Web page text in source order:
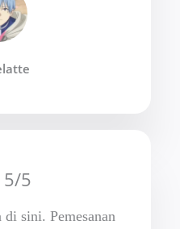
5/5
sini. Pemesanan